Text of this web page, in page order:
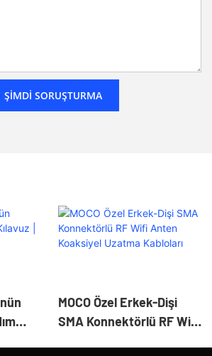
ŞIMDI SORUŞTURMA
MOCO Özel Erkek-Dişi
SMA Konnektörlü RF Wifi